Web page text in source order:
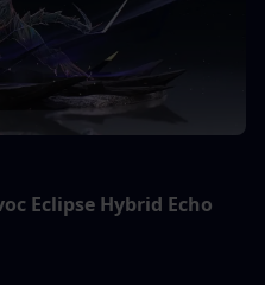
Eclipse Hybrid Echo